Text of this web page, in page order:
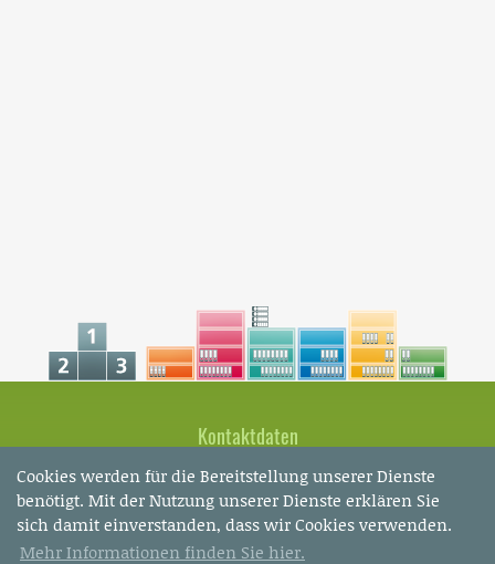
Cookies werden für die Bereitstellung unserer Dienste
benötigt. Mit der Nutzung unserer Dienste erklären Sie
sich damit einverstanden, dass wir Cookies verwenden.
Mehr Informationen finden Sie hier.
Kontaktdaten
Fabio Turillo
Marcella Gurtner
Bachstrasse 8
CH-8280 Kreuzlingen